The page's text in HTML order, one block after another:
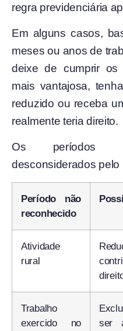
regra previdenciária
Em alguns casos,
meses ou anos de
deixe de cumprir os
mais vantajosa,
reduzido ou receba
realmente teria direito.
Os períodos
desconsiderados pelo
Período não
reconhecido
Atividade
rural
Trabalho
exercido no
ser